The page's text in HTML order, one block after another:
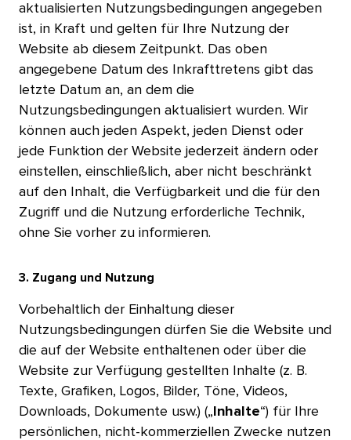
aktualisierten Nutzungsbedingungen angegeben
ist, in Kraft und gelten für Ihre Nutzung der
Website ab diesem Zeitpunkt. Das oben
angegebene Datum des Inkrafttretens gibt das
letzte Datum an, an dem die
Nutzungsbedingungen aktualisiert wurden. Wir
können auch jeden Aspekt, jeden Dienst oder
jede Funktion der Website jederzeit ändern oder
einstellen, einschließlich, aber nicht beschränkt
auf den Inhalt, die Verfügbarkeit und die für den
Zugriff und die Nutzung erforderliche Technik,
ohne Sie vorher zu informieren.​​
3. Zugang und Nutzung​​
Vorbehaltlich der Einhaltung dieser
Nutzungsbedingungen dürfen Sie die Website und
die auf der Website enthaltenen oder über die
Website zur Verfügung gestellten Inhalte (z. B.
Texte, Grafiken, Logos, Bilder, Töne, Videos,
Downloads, Dokumente usw.) („ Inhalte“) für Ihre
persönlichen, nicht-kommerziellen Zwecke nutzen